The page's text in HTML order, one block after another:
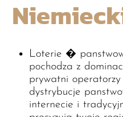
Loterie �
pochodza z
prywatni
dystrybucje
internecie i